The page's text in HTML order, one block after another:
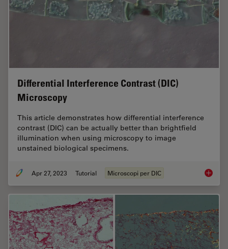
Differential Interference Contrast (DIC)
Microscopy
This article demonstrates how differential interference
contrast (DIC) can be actually better than brightfield
illumination when using microscopy to image
unstained biological specimens.
Apr 27, 2023 Tutorial Microscopi per DIC